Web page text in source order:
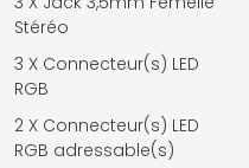
Stéréo
3 X Connecteur(s) LED
RGB
2 X Connecteur(s) LED
RGB adressable(s)